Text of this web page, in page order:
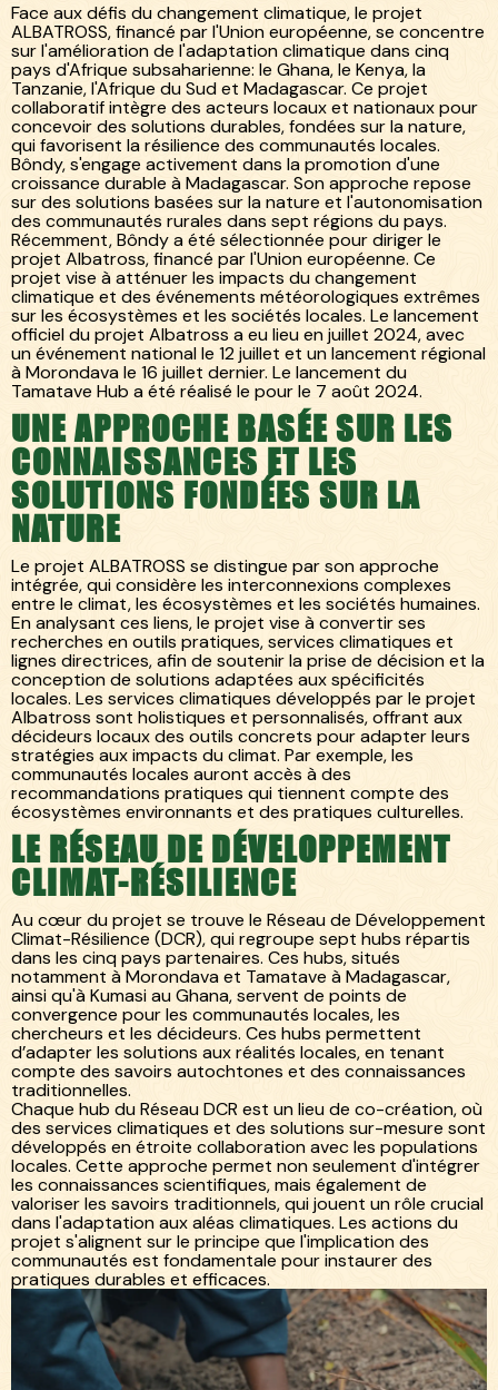
Face aux défis du changement climatique, le projet
ALBATROSS, financé par l'Union européenne, se concentre
sur l'amélioration de l'adaptation climatique dans cinq
pays d'Afrique subsaharienne: le Ghana, le Kenya, la
Tanzanie, l'Afrique du Sud et Madagascar. Ce projet
collaboratif intègre des acteurs locaux et nationaux pour
concevoir des solutions durables, fondées sur la nature,
qui favorisent la résilience des communautés locales.
Bôndy, s'engage activement dans la promotion d'une
croissance durable à Madagascar. Son approche repose
sur des solutions basées sur la nature et l'autonomisation
des communautés rurales dans sept régions du pays.
Récemment, Bôndy a été sélectionnée pour diriger le
projet Albatross, financé par l'Union européenne. Ce
projet vise à atténuer les impacts du changement
climatique et des événements météorologiques extrêmes
sur les écosystèmes et les sociétés locales. Le lancement
officiel du projet Albatross a eu lieu en juillet 2024, avec
un événement national le 12 juillet et un lancement régional
à Morondava le 16 juillet dernier. Le lancement du
Tamatave Hub a été réalisé le pour le 7 août 2024.
UNE APPROCHE BASÉE SUR LES
CONNAISSANCES ET LES
SOLUTIONS FONDÉES SUR LA
NATURE
Le projet ALBATROSS se distingue par son approche
intégrée, qui considère les interconnexions complexes
entre le climat, les écosystèmes et les sociétés humaines.
En analysant ces liens, le projet vise à convertir ses
recherches en outils pratiques, services climatiques et
lignes directrices, afin de soutenir la prise de décision et la
conception de solutions adaptées aux spécificités
locales. Les services climatiques développés par le projet
Albatross sont holistiques et personnalisés, offrant aux
décideurs locaux des outils concrets pour adapter leurs
stratégies aux impacts du climat. Par exemple, les
communautés locales auront accès à des
recommandations pratiques qui tiennent compte des
écosystèmes environnants et des pratiques culturelles.
LE RÉSEAU DE DÉVELOPPEMENT
CLIMAT-RÉSILIENCE
Au cœur du projet se trouve le Réseau de Développement
Climat-Résilience (DCR), qui regroupe sept hubs répartis
dans les cinq pays partenaires. Ces hubs, situés
notamment à Morondava et Tamatave à Madagascar,
ainsi qu'à Kumasi au Ghana, servent de points de
convergence pour les communautés locales, les
chercheurs et les décideurs. Ces hubs permettent
d’adapter les solutions aux réalités locales, en tenant
compte des savoirs autochtones et des connaissances
traditionnelles.
Chaque hub du Réseau DCR est un lieu de co-création, où
des services climatiques et des solutions sur-mesure sont
développés en étroite collaboration avec les populations
locales. Cette approche permet non seulement d'intégrer
les connaissances scientifiques, mais également de
valoriser les savoirs traditionnels, qui jouent un rôle crucial
dans l'adaptation aux aléas climatiques. Les actions du
projet s'alignent sur le principe que l'implication des
communautés est fondamentale pour instaurer des
pratiques durables et efficaces.